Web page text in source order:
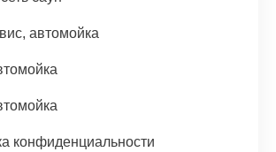
автомойка
конфиденциальности